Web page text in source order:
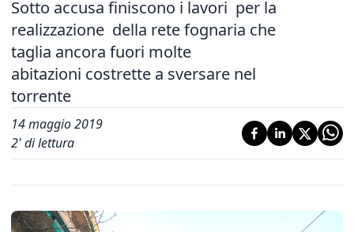
Sotto accusa finiscono i lavori per la
realizzazione della rete fognaria che
taglia ancora fuori molte
abitazioni costrette a sversare nel
torrente
14 maggio 2019
2' di lettura